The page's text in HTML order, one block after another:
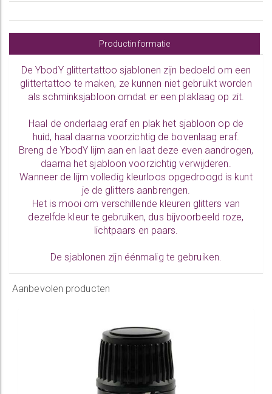
Productinformatie
De YbodY glittertattoo sjablonen zijn bedoeld om een
glittertattoo te maken, ze kunnen niet gebruikt worden
als schminksjabloon omdat er een plaklaag op zit.
Haal de onderlaag eraf en plak het sjabloon op de
huid, haal daarna voorzichtig de bovenlaag eraf.
Breng de YbodY lijm aan en laat deze even aandrogen,
daarna het sjabloon voorzichtig verwijderen.
Wanneer de lijm volledig kleurloos opgedroogd is kunt
je de glitters aanbrengen.
Het is mooi om verschillende kleuren glitters van
dezelfde kleur te gebruiken, dus bijvoorbeeld roze,
lichtpaars en paars.
De sjablonen zijn éénmalig te gebruiken.
Aanbevolen producten